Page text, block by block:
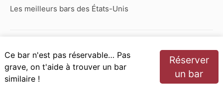
Ce bar n'est pas réservable… Pas
grave, on t'aide à trouver un bar
similaire !
Réserver
un bar
Les meilleurs bars des États-Unis
C D H L M
N
O
P